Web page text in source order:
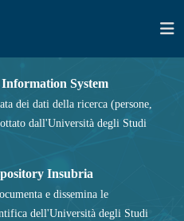
System
dei dati della ricerca (persone,
dall'Università degli Studi
Insubria
e dissemina le
dell'Università degli Studi